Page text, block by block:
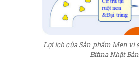
Lợi ích của Sản phẩm Men vi
Bifina Nhật Bản